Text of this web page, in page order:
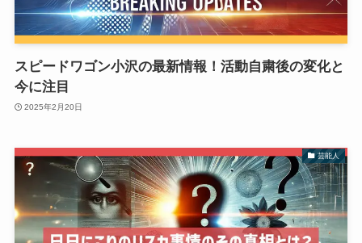
スピードワゴン小沢の最新情報！活動自粛後の変化と
今に注目
2025年2月20日
芸能人